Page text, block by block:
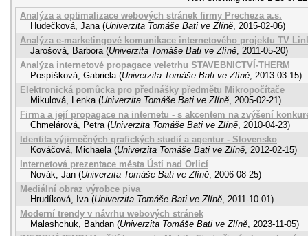
Analýza a optimalizace webových stránek firmy Precheza a.s.
Hudečková, Jana (Univerzita Tomáše Bati ve Zlíně, 2015-02-06)
Analýza e-marketingové komunikace internetového projektu TV
Jarošová, Barbora (Univerzita Tomáše Bati ve Zlíně, 2011-05-20)
Analýza internetové propagace veletrhu STAVEBNICTVÍ-THERM
Pospíšková, Gabriela (Univerzita Tomáše Bati ve Zlíně, 2013-03-15)
Elektronická pomůcka pro přednášky předmětu Mikropočítače
Mikulová, Lenka (Univerzita Tomáše Bati ve Zlíně, 2005-02-21)
Firma a její propagace na internetu - s akcentem na zvýšení
Chmelárová, Petra (Univerzita Tomáše Bati ve Zlíně, 2010-04-23)
Identita výjimečných grafických studií a agentur - Slovensko
Kováčová, Michaela (Univerzita Tomáše Bati ve Zlíně, 2012-02-15)
Internetová prezentace města Ústí nad Orlicí
Novák, Jan (Univerzita Tomáše Bati ve Zlíně, 2006-08-25)
Mediální obraz výrobce piva
Hrudíková, Iva (Univerzita Tomáše Bati ve Zlíně, 2011-10-01)
Moderní trendy v návrhu webových stránek
Malashchuk, Bahdan (Univerzita Tomáše Bati ve Zlíně, 2023-11-05)